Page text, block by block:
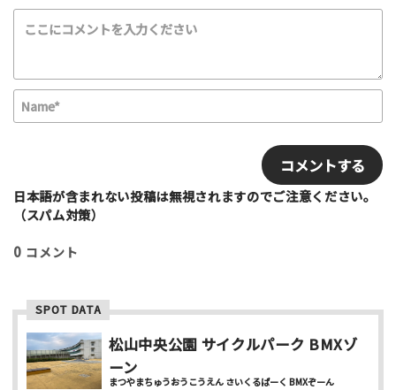
最高！
よかった！
該当する項目を選択して下さい（複数可能）
上級者向け
セクション少ない
写真など
ニックネーム （任意/公開）
*
i日本語が含まれない投稿は無視されますのでご注意ください。
（スパム対策）
0 コメント
SPOT DATA
松山中央公園 サイクルパーク BMXゾ
ーン
まつやまちゅうおうこうえん さいくるぱーく BMXぞーん